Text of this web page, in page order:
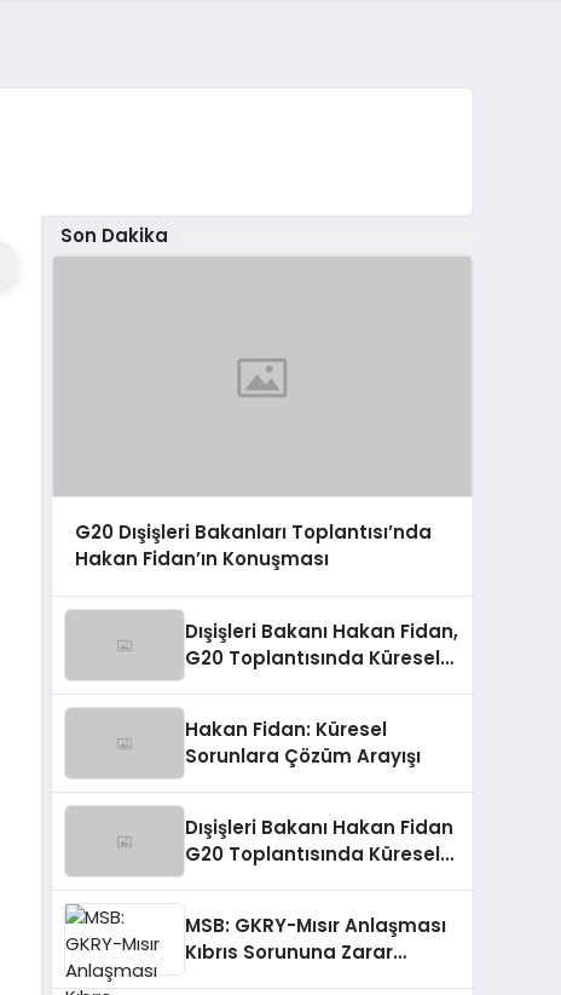
Son Dakika
G20 Dışişleri Bakanları Toplantısı’nda
Hakan Fidan’ın Konuşması
Dışişleri Bakanı Hakan Fidan,
G20 Toplantısında Küresel
Hakan Fidan: Küresel
Sorunlara Çözüm Arayışı
Dışişleri Bakanı Hakan Fidan
G20 Toplantısında Küresel
MSB: GKRY-Mısır Anlaşması
Kıbrıs Sorununa Zarar